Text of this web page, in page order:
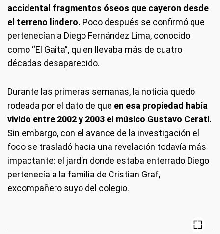
accidental fragmentos óseos que cayeron desde
el terreno lindero. Poco después se confirmó que
pertenecían a Diego Fernández Lima, conocido
como “El Gaita”, quien llevaba más de cuatro
décadas desaparecido.
Durante las primeras semanas, la noticia quedó
rodeada por el dato de que en esa propiedad había
vivido entre 2002 y 2003 el músico Gustavo Cerati.
Sin embargo, con el avance de la investigación el
foco se trasladó hacia una revelación todavía más
impactante: el jardín donde estaba enterrado Diego
pertenecía a la familia de Cristian Graf,
excompañero suyo del colegio.